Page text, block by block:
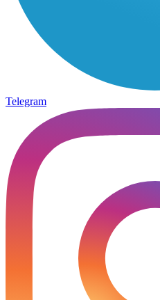
Telegram